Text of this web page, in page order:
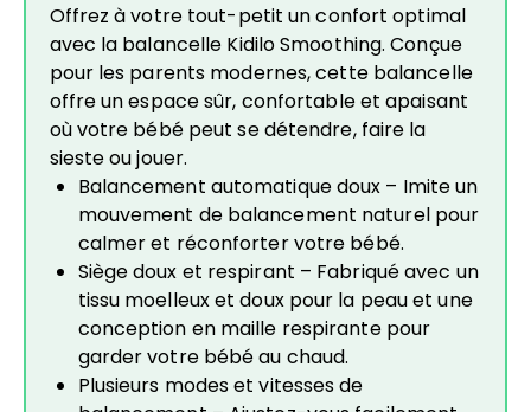
Offrez à votre tout-petit un confort optimal
avec la balancelle Kidilo Smoothing. Conçue
pour les parents modernes, cette balancelle
offre un espace sûr, confortable et apaisant
où votre bébé peut se détendre, faire la
sieste ou jouer.
Balancement automatique doux – Imite un
mouvement de balancement naturel pour
calmer et réconforter votre bébé.
Siège doux et respirant – Fabriqué avec un
tissu moelleux et doux pour la peau et une
conception en maille respirante pour
garder votre bébé au chaud.
Plusieurs modes et vitesses de